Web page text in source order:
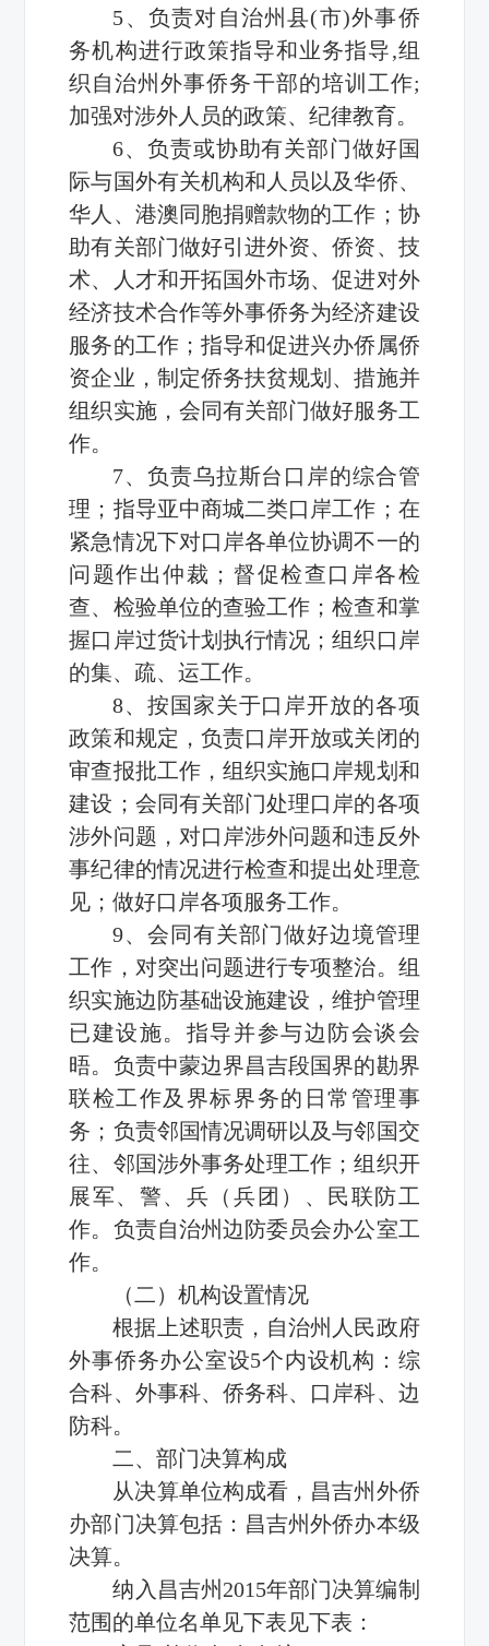
5、负责对自治州县(市)外事侨
务机构进行政策指导和业务指导,组
织自治州外事侨务干部的培训工作;
加强对涉外人员的政策、纪律教育。
6、负责或协助有关部门做好国
际与国外有关机构和人员以及华侨、
华人、港澳同胞捐赠款物的工作；协
助有关部门做好引进外资、侨资、技
术、人才和开拓国外市场、促进对外
经济技术合作等外事侨务为经济建设
服务的工作；指导和促进兴办侨属侨
资企业，制定侨务扶贫规划、措施并
组织实施，会同有关部门做好服务工
作。
7、负责乌拉斯台口岸的综合管
理；指导亚中商城二类口岸工作；在
紧急情况下对口岸各单位协调不一的
问题作出仲裁；督促检查口岸各检
查、检验单位的查验工作；检查和掌
握口岸过货计划执行情况；组织口岸
的集、疏、运工作。
8、按国家关于口岸开放的各项
政策和规定，负责口岸开放或关闭的
审查报批工作，组织实施口岸规划和
建设；会同有关部门处理口岸的各项
涉外问题，对口岸涉外问题和违反外
事纪律的情况进行检查和提出处理意
见；做好口岸各项服务工作。
9、会同有关部门做好边境管理
工作，对突出问题进行专项整治。组
织实施边防基础设施建设，维护管理
已建设施。指导并参与边防会谈会
晤。负责中蒙边界昌吉段国界的勘界
联检工作及界标界务的日常管理事
务；负责邻国情况调研以及与邻国交
往、邻国涉外事务处理工作；组织开
展军、警、兵（兵团）、民联防工
作。负责自治州边防委员会办公室工
作。
（二）机构设置情况
根据上述职责，自治州人民政府
外事侨务办公室设5个内设机构：综
合科、外事科、侨务科、口岸科、边
防科。
二、部门决算构成
从决算单位构成看，昌吉州外侨
办部门决算包括：昌吉州外侨办本级
决算。
纳入昌吉州2015年部门决算编制
范围的单位名单见下表见下表：